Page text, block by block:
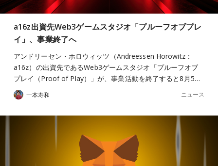
a16z出資先Web3ゲームスタジオ「プルーフオブプレ
イ」、事業終了へ
アンドリーセン・ホロウィッツ（Andreessen Horowitz：
a16z）の出資先であるWeb3ゲームスタジオ「プルーフオブ
プレイ（Proof of Play）」が、事業活動を終了すると8月5…
一本寿和 ニュース